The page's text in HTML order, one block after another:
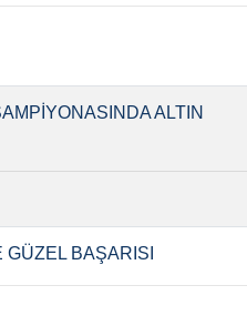
ALTIN
BAŞARISI